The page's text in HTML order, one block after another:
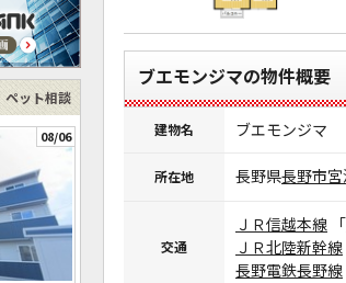
ペット相談
08/06
ブエモンジマの物件概要
建物名 ブエモンジマ
所在地 長野県長野市
交通
ＪＲ信越本線 「
ＪＲ北陸新幹線
長野電鉄長野線